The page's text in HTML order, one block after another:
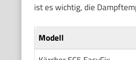
ist es wichtig, die
Modell